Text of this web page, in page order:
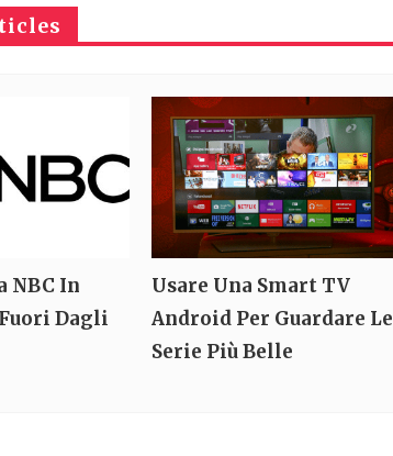
NBC In
Dagli
Usare Una Smart TV
Android Per Guardare Le
Serie Più Belle